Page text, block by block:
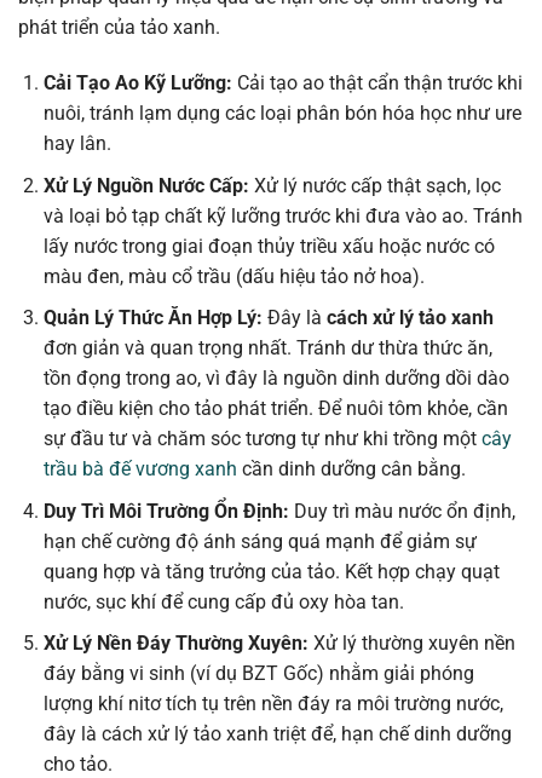
phát triển của tảo xanh.
Cải Tạo Ao Kỹ Lưỡng: Cải tạo ao thật cẩn thận trước khi
nuôi, tránh lạm dụng các loại phân bón hóa học như ure
hay lân.
Xử Lý Nguồn Nước Cấp: Xử lý nước cấp thật sạch, lọc
và loại bỏ tạp chất kỹ lưỡng trước khi đưa vào ao. Tránh
lấy nước trong giai đoạn thủy triều xấu hoặc nước có
màu đen, màu cổ trầu (dấu hiệu tảo nở hoa).
Quản Lý Thức Ăn Hợp Lý: Đây là cách xử lý tảo xanh
đơn giản và quan trọng nhất. Tránh dư thừa thức ăn,
tồn đọng trong ao, vì đây là nguồn dinh dưỡng dồi dào
tạo điều kiện cho tảo phát triển. Để nuôi tôm khỏe, cần
sự đầu tư và chăm sóc tương tự như khi trồng một cây
trầu bà đế vương xanh cần dinh dưỡng cân bằng.
Duy Trì Môi Trường Ổn Định: Duy trì màu nước ổn định,
hạn chế cường độ ánh sáng quá mạnh để giảm sự
quang hợp và tăng trưởng của tảo. Kết hợp chạy quạt
nước, sục khí để cung cấp đủ oxy hòa tan.
Xử Lý Nền Đáy Thường Xuyên: Xử lý thường xuyên nền
đáy bằng vi sinh (ví dụ BZT Gốc) nhằm giải phóng
lượng khí nitơ tích tụ trên nền đáy ra môi trường nước,
đây là cách xử lý tảo xanh triệt để, hạn chế dinh dưỡng
cho tảo.